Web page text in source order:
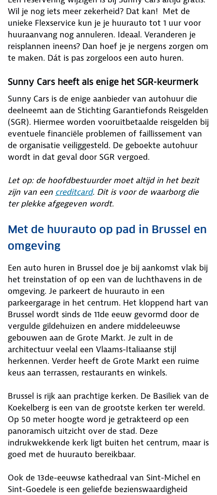
Wil je nog iets meer zekerheid? Dat kan! Met de
unieke Flexservice kun je je huurauto tot 1 uur voor
huuraanvang nog annuleren. Ideaal. Veranderen je
reisplannen ineens? Dan hoef je je nergens zorgen om
te maken. Dát is pas zorgeloos een auto huren.
Sunny Cars heeft als enige het SGR-keurmerk
Sunny Cars is de enige aanbieder van autohuur die
deelneemt aan de Stichting Garantiefonds Reisgelden
(SGR). Hiermee worden vooruitbetaalde reisgelden bij
eventuele financiële problemen of faillissement van
de organisatie veiliggesteld. De geboekte autohuur
wordt in dat geval door SGR vergoed.
Let op: de hoofdbestuurder moet altijd in het bezit
zijn van een creditcard. Dit is voor de waarborg die
ter plekke afgegeven wordt.
Met de huurauto op pad in Brussel en
omgeving
Een auto huren in Brussel doe je bij aankomst vlak bij
het treinstation of op een van de luchthavens in de
omgeving. Je parkeert de huurauto in een
parkeergarage in het centrum. Het kloppend hart van
Brussel wordt sinds de 11de eeuw gevormd door de
vergulde gildehuizen en andere middeleeuwse
gebouwen aan de Grote Markt. Je zult in de
architectuur veelal een Vlaams-Italiaanse stijl
herkennen. Verder heeft de Grote Markt een ruime
keus aan terrassen, restaurants en winkels.
Brussel is rijk aan prachtige kerken. De Basiliek van de
Koekelberg is een van de grootste kerken ter wereld.
Op 50 meter hoogte word je getrakteerd op een
panoramisch uitzicht over de stad. Deze
indrukwekkende kerk ligt buiten het centrum, maar is
goed met de huurauto bereikbaar.
Ook de 13de-eeuwse kathedraal van Sint-Michel en
Sint-Goedele is een geliefde bezienswaardigheid